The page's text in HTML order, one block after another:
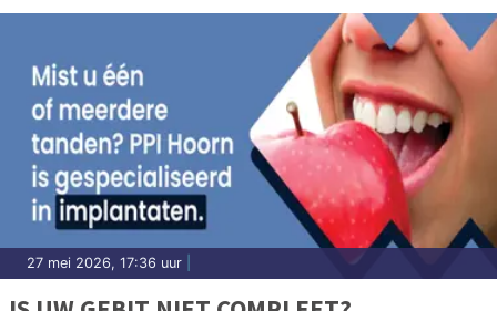
27 mei 2026, 17:36 uur